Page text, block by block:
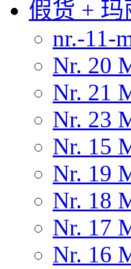
假货 + 玛
nr.-11-
Nr. 20
Nr. 21
Nr. 23
Nr. 15
Nr. 19
Nr. 18
Nr. 17
Nr. 16